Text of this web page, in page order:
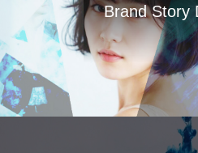
Brand Story